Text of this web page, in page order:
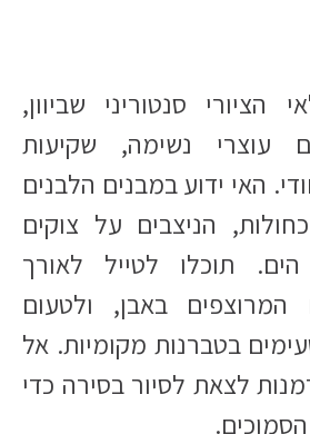
הציורי סנטוריני שביוון,
עוצרי נשימה, שקיעות
האי ידוע במבנים הלבנים
הניצבים על צוקים
תוכלו לטייל לאורך
המרוצפים באבן, ולטעום
בטברנות מקומיות. אל
לצאת לסיור בסירה כדי